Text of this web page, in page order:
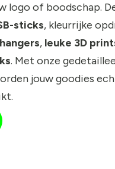
logo of boodschap.
sticks, kleurrijke
, leuke 3D
. Met onze
jouw goodies